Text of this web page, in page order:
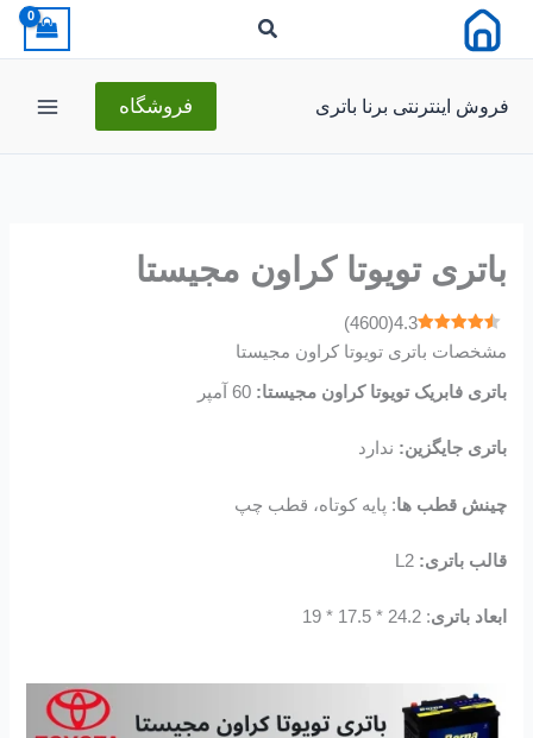
فروش اینترنتی برنا باتری فروشگاه
باتری تویوتا کراون مجیستا
4.3
(
4600
)
مشخصات باتری تویوتا کراون مجیستا
باتری فابریک تویوتا کراون مجیستا:60 آمپر
باتری جایگزین: ندارد
چینش قطب ها: پایه کوتاه، قطب چپ
قالب باتری:L2
ابعاد باتری: 24.2 * 17.5 * 19